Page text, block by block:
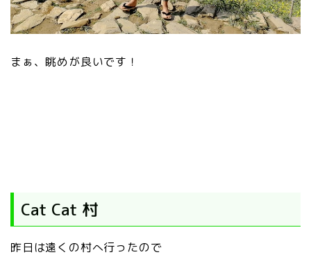
まぁ、眺めが良いです！
Cat Cat 村
昨日は遠くの村へ行ったので